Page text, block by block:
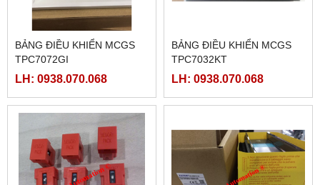
BẢNG ĐIỀU KHIỂN MCGS
TPC7072GI
LH: 0938.070.068
BẢNG ĐIỀU KHIỂN MCGS
TPC7032KT
LH: 0938.070.068